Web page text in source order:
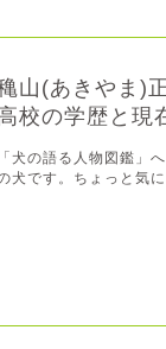
山(あきやま)
校の学歴と現
「犬の語る人物図鑑」
犬です。ちょっと気